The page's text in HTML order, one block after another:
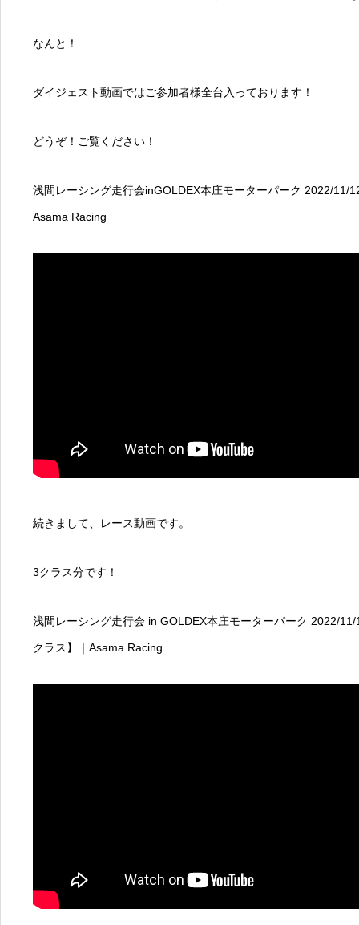
なんと！
ダイジェスト動画ではご参加者様全台入っております！
どうぞ！ご覧ください！
浅間レーシング走行会inGOLDEX本庄モーターパーク 2022/11/
Asama Racing
続きまして、レース動画です。
3クラス分です！
浅間レーシング走行会 in GOLDEX本庄モーターパーク 2022/
クラス】｜Asama Racing